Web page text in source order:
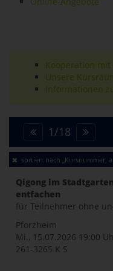
Kooperation mit
Unsere
Informationen
1/18
sortiert nach „Kursnummer,
Qigong im
entfachen
für Teilnehmer ohne
Pforzheim
Mi., 15.07.2026 19:00
261-3265 K S